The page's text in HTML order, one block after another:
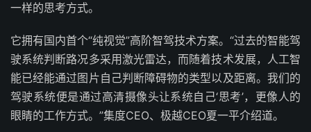
一样的思考方式。
它拥有国内首个“纯视觉”高阶智驾技术方案。“过去的智能驾
驶系统判断路况多采用激光雷达，而随着技术发展，人工智
能已经能通过图片自己判断障碍物的类型以及距离。我们的
驾驶系统便是通过高清摄像头让系统自己‘思考’，更像人的
眼睛的工作方式。”集度CEO、极越CEO夏一平介绍道。